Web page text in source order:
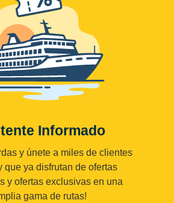
Informado
y únete a miles de clientes
que ya disfrutan de ofertas
y ofertas exclusivas en una
gama de rutas!